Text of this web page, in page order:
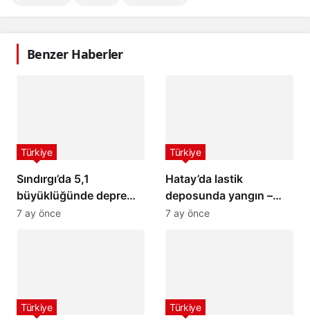
Benzer Haberler
Sındırgı’da 5,1
büyüklüğünde deprem:
İstanbul ve İzmir’de de
Türkiye
7 ay önce
Hatay’da lastik
deposunda yangın –
Son Dakika Haberleri
Türkiye
7 ay önce
Türkiye Türkiye